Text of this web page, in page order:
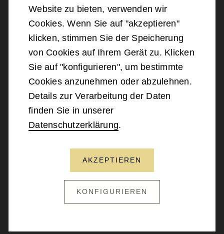
2026Bundesministerium für Landesverteidigung
Barrierefreiheit
Datenschutz
Kontakt
Website zu bieten, verwenden wir
Cookies. Wenn Sie auf "akzeptieren"
klicken, stimmen Sie der Speicherung
von Cookies auf Ihrem Gerät zu. Klicken
Sie auf "konfigurieren", um bestimmte
Cookies anzunehmen oder abzulehnen.
Details zur Verarbeitung der Daten
finden Sie in unserer
Datenschutzerklärung.
AKZEPTIEREN
KONFIGURIEREN